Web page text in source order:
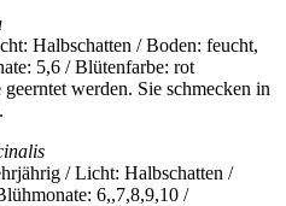
Halbschatten / Boden: feucht,
5,6 / Blütenfarbe: rot
werden. Sie schmecken in
/ Licht: Halbschatten /
6,,7,8,9,10 /